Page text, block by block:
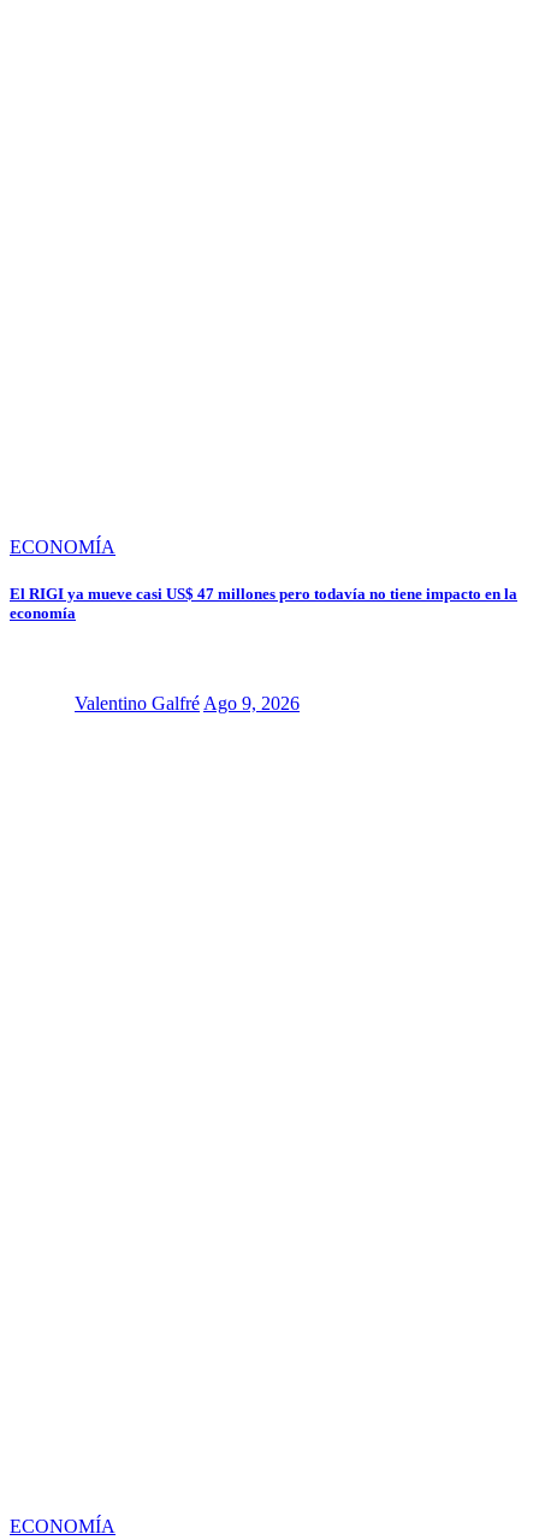
ECONOMÍA
El RIGI ya mueve casi US$ 47 millones pero todavía no tiene impacto en la
economía
Valentino Galfré Ago 9, 2026
ECONOMÍA